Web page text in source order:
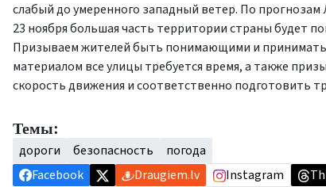
слабый до умеренного западный ветер. По
23 ноября большая часть территории страны будет
Призываем жителей быть понимающими и
материалом все улицы требуется время, а также
скорость движения и соответственно подготовить
Темы:
дороги безопасность
погода
Facebook
Draugiem.lv Instagram